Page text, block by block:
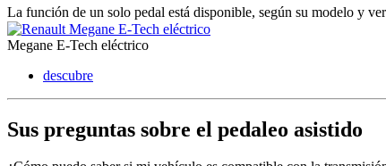
La función de un solo pedal está disponible, según su modelo y
Megane E-Tech eléctrico
descubre
Sus preguntas sobre el pedaleo asistido